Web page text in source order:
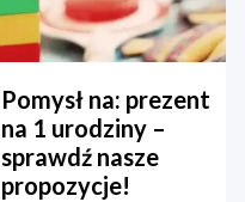
Pomysł na: prezent
na 1 urodziny –
sprawdź nasze
propozycje!